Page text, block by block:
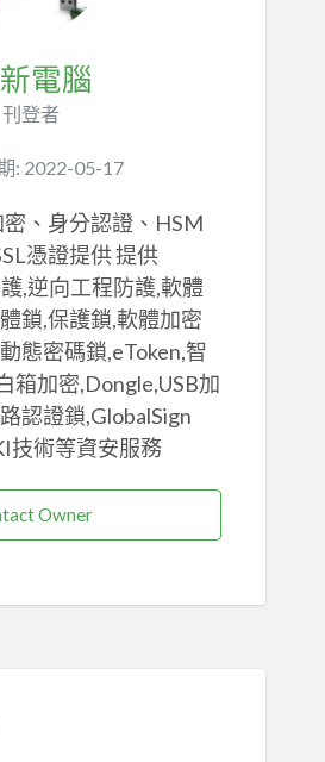
電腦
刊登者
: 2022-05-17
、身分認證、HSM
憑證提供 提供
,逆向工程防護,軟體
鎖,保護鎖,軟體加密
態密碼鎖,eToken,智
箱加密,Dongle,USB加
認證鎖,GlobalSign
技術等資安服務
Owner